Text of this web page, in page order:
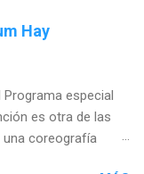
Hay
especial
es otra de las
coreografía